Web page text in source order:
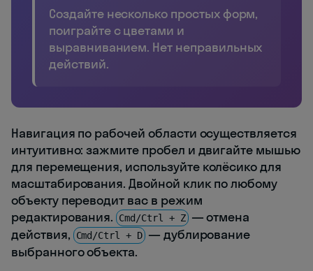
Создайте несколько простых форм,
поиграйте с цветами и
выравниванием. Нет неправильных
действий.
Навигация по рабочей области осуществляется
интуитивно: зажмите пробел и двигайте мышью
для перемещения, используйте колёсико для
масштабирования. Двойной клик по любому
объекту переводит вас в режим
редактирования. Cmd/Ctrl + Z — отмена
действия,
Cmd/Ctrl + D — дублирование
выбранного объекта.